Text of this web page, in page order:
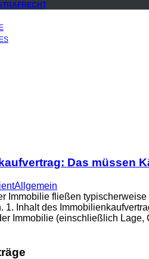
Das müssen
Allgemein
Immobilie fließen
1. Inhalt des
Immobilie (einschließlich